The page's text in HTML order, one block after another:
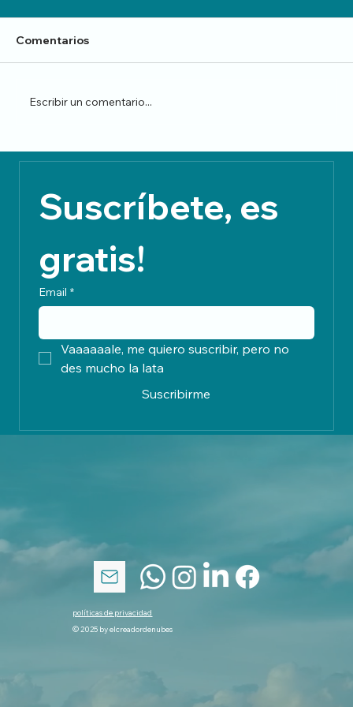
Suscríbete, es
gratis!
Email *
Vaaaaaale, me quiero suscribir, pero no
des mucho la lata
Suscribirme
Comentarios
Escribir un comentario...
políticas de privacidad
© 2025 by elcreadordenubes